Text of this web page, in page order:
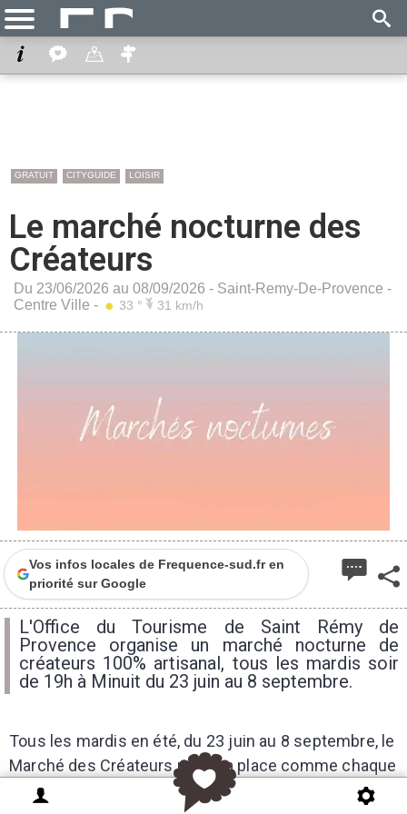
GRATUIT CITYGUIDE LOISIR
Le marché nocturne des
Créateurs
Du 23/06/2026 au 08/09/2026 - Saint-Remy-De-Provence -
Centre Ville - 33 ° 31 km/h
Vos infos locales de Frequence-sud.fr en
priorité sur Google
L'Office du Tourisme de Saint Rémy de
Provence organise un marché nocturne de
créateurs 100% artisanal, tous les mardis soir
de 19h à Minuit du 23 juin au 8 septembre.
Tous les mardis en été, du 23 juin au 8 septembre, le
Marché des Créateurs prendra place comme chaque
année sur le parvis de l'Église et sur la Place de la